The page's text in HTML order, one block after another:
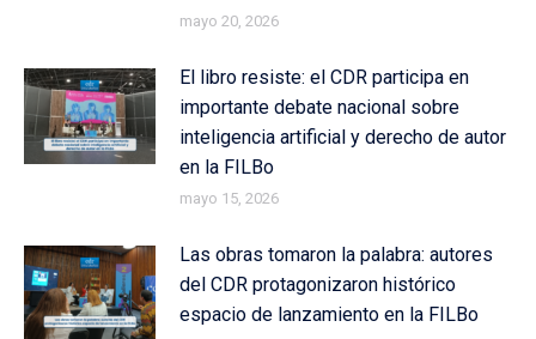
mayo 20, 2026
El libro resiste: el CDR participa en
importante debate nacional sobre
inteligencia artificial y derecho de autor
en la FILBo
mayo 15, 2026
Las obras tomaron la palabra: autores
del CDR protagonizaron histórico
espacio de lanzamiento en la FILBo